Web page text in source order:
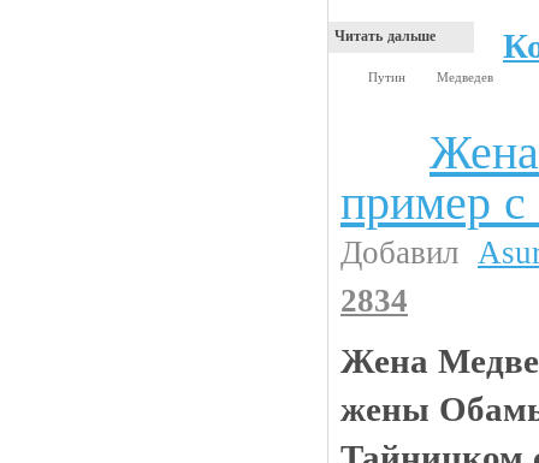
Читать дальше
Путин Медведев
пример
Добавил
2834
Жена
жены